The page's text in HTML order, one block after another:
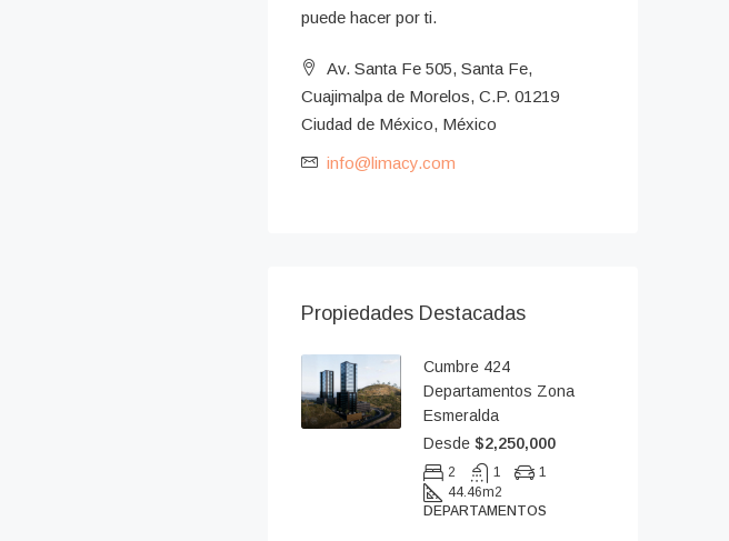
puede hacer por ti.
Av. Santa Fe 505, Santa Fe,
Cuajimalpa de Morelos, C.P. 01219
Ciudad de México, México
info@limacy.com
Propiedades Destacadas
Cumbre 424
Departamentos Zona
Esmeralda
Desde $2,250,000
2 1
1
44.46m2
DEPARTAMENTOS